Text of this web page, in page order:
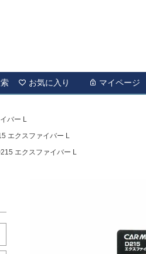
お気に入り マイページ
バー L
エクスファイバー L
エクスファイバー L